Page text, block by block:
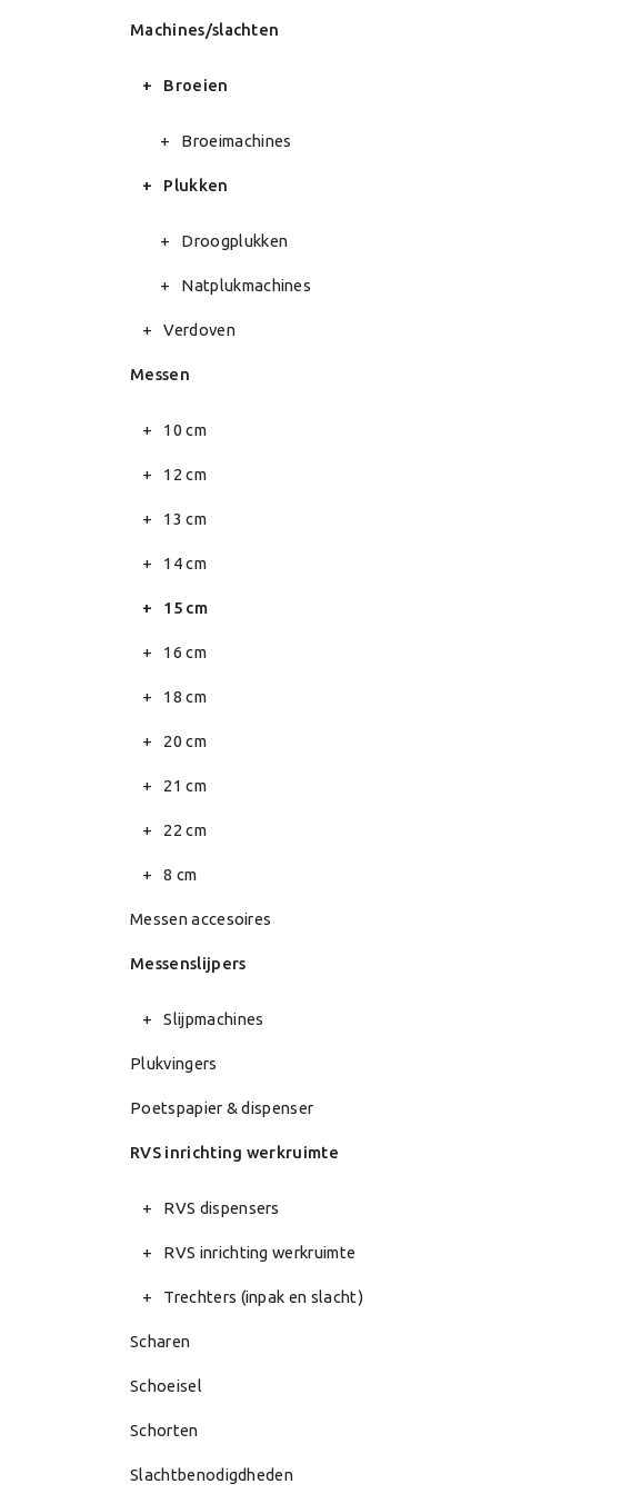
Machines/slachten
Broeien
Broeimachines
Plukken
Droogplukken
Natplukmachines
Verdoven
Messen
10 cm
12 cm
13 cm
14 cm
15 cm
16 cm
18 cm
20 cm
21 cm
22 cm
8 cm
Messen accesoires
Messenslijpers
Slijpmachines
Plukvingers
Poetspapier & dispenser
RVS inrichting werkruimte
RVS dispensers
RVS inrichting werkruimte
Trechters (inpak en slacht)
Scharen
Schoeisel
Schorten
Slachtbenodigdheden